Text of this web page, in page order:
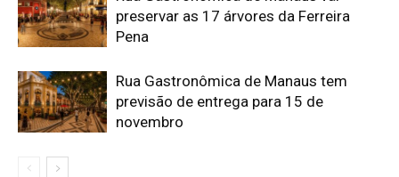
preservar as 17 árvores da Ferreira
Pena
Rua Gastronômica de Manaus tem
previsão de entrega para 15 de
novembro